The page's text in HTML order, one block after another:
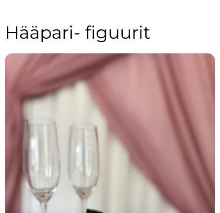
Hääpari- figuurit